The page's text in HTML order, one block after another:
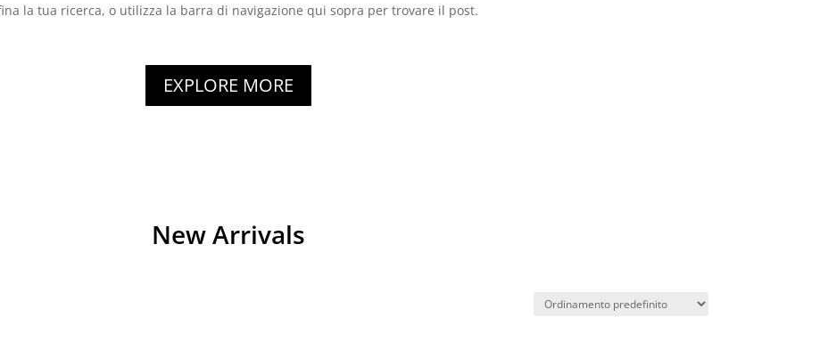
la tua ricerca, o utilizza la barra di navigazione qui sopra per trovare il post.
EXPLORE MORE
New Arrivals